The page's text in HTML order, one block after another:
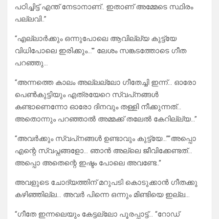
പഠിച്ചിട്ട് എന്ത് നേടാനാണ്.. ഇതാണ് അമ്മേടെ സ്ഥിരം
പല്ലവി..”
“എല്ലാർക്കും ഒന്നുപോലെ ആവില്ല്യ കുട്ട്യേ
വിധിപോലെ ഇരിക്കും…'” ലേശം സങ്കടത്തോടെ ഗീത
പറഞ്ഞു…
“അന്നത്തെ കാലം അല്ലല്ലോ ഗീതേച്ചി ഇന്ന്… ഓരോ
പെൺകുട്ടിയും എത്രയേറെ സ്വപ്‌നങ്ങൾ
കണ്ടാണെന്നോ ഓരോ ദിനവും തള്ളി നീക്കുന്നത്…
അതൊന്നും പറഞ്ഞാൽ അമ്മക്ക് തലേൽ കേറില്ല്യ…”
“അവർക്കും സ്വപ്‌നങ്ങൾ ഉണ്ടാവും കുട്ട്യേ…””അപ്പൊ
എന്റെ സ്വപ്നങ്ങളോ… ഞാൻ അല്ലെ ജീവിക്കേണ്ടത്…
അപ്പൊ അതെന്റെ ഇഷ്ടം പോലെ അവണ്ടേ..”
അവളുടെ ചോദ്യത്തിന് മറുപടി കൊടുക്കാൻ ഗീതക്കു
കഴിഞ്ഞില്ല… അവർ പിന്നെ ഒന്നും മിണ്ടിയെ ഇല്ല…
“ഗീതേ ഇന്നലെയും കേട്ടല്ലോ പൂരപ്പാട്ട്… “റോഡ്